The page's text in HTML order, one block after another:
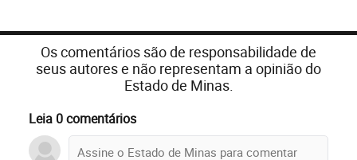
Os comentários são de responsabilidade de
seus autores e não representam a opinião do
Estado de Minas.
Leia 0 comentários